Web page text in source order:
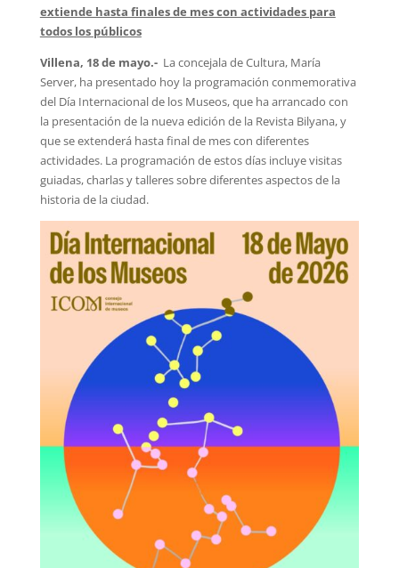
extiende hasta finales de mes con actividades para
todos los públicos
Villena, 18 de mayo.- La concejala de Cultura, María
Server, ha presentado hoy la programación conmemorativa
del Día Internacional de los Museos, que ha arrancado con
la presentación de la nueva edición de la Revista Bilyana, y
que se extenderá hasta final de mes con diferentes
actividades. La programación de estos días incluye visitas
guiadas, charlas y talleres sobre diferentes aspectos de la
historia de la ciudad.